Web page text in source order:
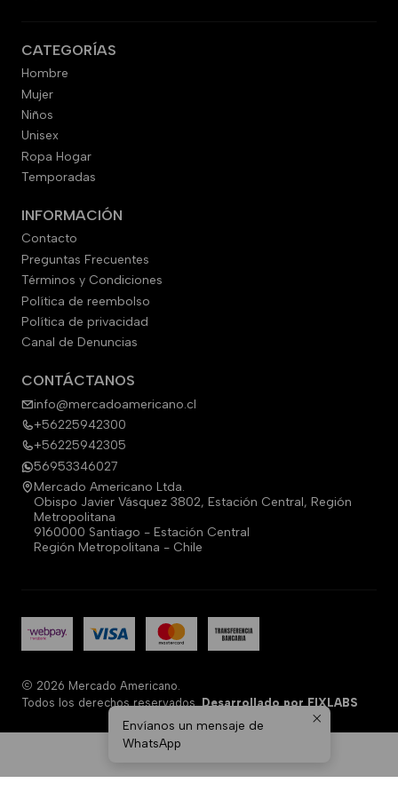
CATEGORÍAS
Hombre
Mujer
Niños
Unisex
Ropa Hogar
Temporadas
INFORMACIÓN
Contacto
Preguntas Frecuentes
Términos y Condiciones
Política de reembolso
Política de privacidad
Canal de Denuncias
CONTÁCTANOS
info@mercadoamericano.cl
+56225942300
+56225942305
56953346027
Mercado Americano Ltda.
Obispo Javier Vásquez 3802, Estación Central, Región
Metropolitana
9160000 Santiago - Estación Central
Región Metropolitana - Chile
2026 Mercado Americano.
Todos los derechos reservados.Desarrollado por FIXLABS
Envíanos un mensaje de
WhatsApp